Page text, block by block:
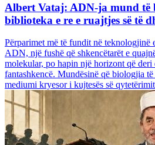
Albert Vataj: ADN-ja mund të
biblioteka e re e ruajtjes së të
Përparimet më të fundit në teknologjinë
ADN, një fushë që shkencëtarët e
molekular, po hapin një horizont që deri
fantashkencë. Mundësinë që biologjia
mediumi kryesor i kujtesës së